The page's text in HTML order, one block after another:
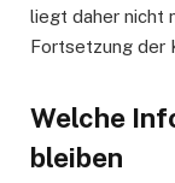
liegt daher nicht
Fortsetzung der
Welche
bleiben